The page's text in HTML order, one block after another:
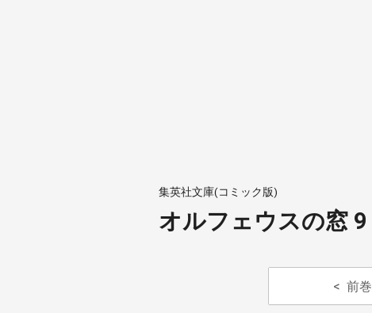
集英社文庫(コミック版)
オルフェウスの窓 9
前巻